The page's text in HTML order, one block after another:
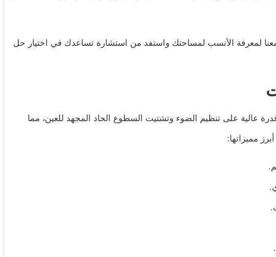
لمعرفة الأنسب لمساحتك واستفد من استشارة تساعدك في اختيار حل
عالية على تنظيم الضوء وتشتيت السطوع الحاد المجهد للعين، مما
مميزاتها: